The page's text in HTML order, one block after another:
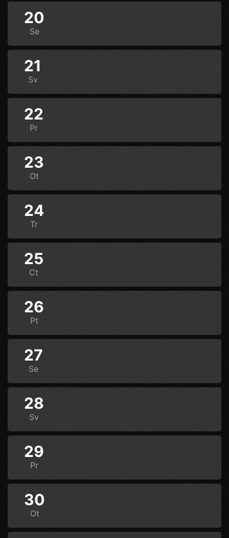
20
Se
21
Sv
22
Pr
23
Ot
24
Tr
25
Ct
26
Pt
27
Se
28
Sv
29
Pr
30
Ot